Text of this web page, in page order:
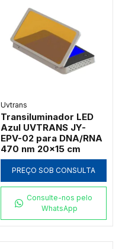
Uvtrans
Transiluminador LED
Azul UVTRANS JY-
EPV-02 para DNA/RNA
470 nm 20x15 cm
PREÇO SOB CONSULTA
Consulte-nos pelo
WhatsApp